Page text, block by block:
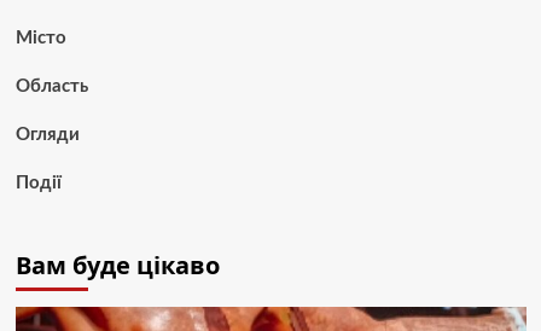
Місто
Область
Огляди
Події
Вам буде цікаво